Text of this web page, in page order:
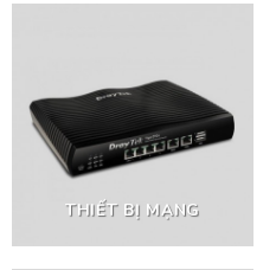
THIẾT BỊ MẠNG